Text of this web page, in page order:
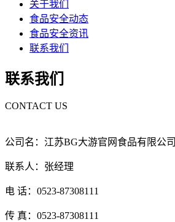
关于我们
食品安全动态
食品安全资讯
联系我们
联系我们
CONTACT US
公司名：江苏BG大游官网食品有限公司
联系人：张经理
电 话：0523-87308111
传 真：0523-87308111